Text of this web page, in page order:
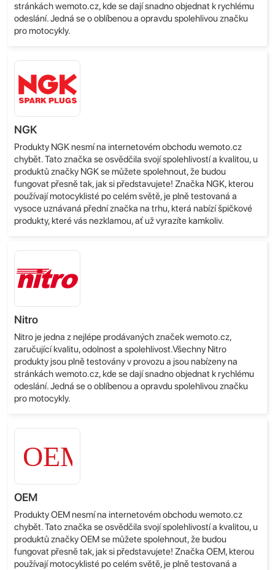
stránkách wemoto.cz, kde se dají snadno objednat k rychlému
odeslání. Jedná se o oblíbenou a opravdu spolehlivou značku
pro motocykly.
NGK
Produkty NGK nesmí na internetovém obchodu wemoto.cz
chybět. Tato značka se osvědčila svojí spolehlivostí a kvalitou, u
produktů značky NGK se můžete spolehnout, že budou
fungovat přesně tak, jak si představujete! Značka NGK, kterou
používají motocyklisté po celém světě, je plně testovaná a
vysoce uznávaná přední značka na trhu, která nabízí špičkové
produkty, které vás nezklamou, ať už vyrazíte kamkoliv.
Nitro
Nitro je jedna z nejlépe prodávaných značek wemoto.cz,
zaručující kvalitu, odolnost a spolehlivost.Všechny Nitro
produkty jsou plně testovány v provozu a jsou nabízeny na
stránkách wemoto.cz, kde se dají snadno objednat k rychlému
odeslání. Jedná se o oblíbenou a opravdu spolehlivou značku
pro motocykly.
OEM
Produkty OEM nesmí na internetovém obchodu wemoto.cz
chybět. Tato značka se osvědčila svojí spolehlivostí a kvalitou, u
produktů značky OEM se můžete spolehnout, že budou
fungovat přesně tak, jak si představujete! Značka OEM, kterou
používají motocyklisté po celém světě, je plně testovaná a